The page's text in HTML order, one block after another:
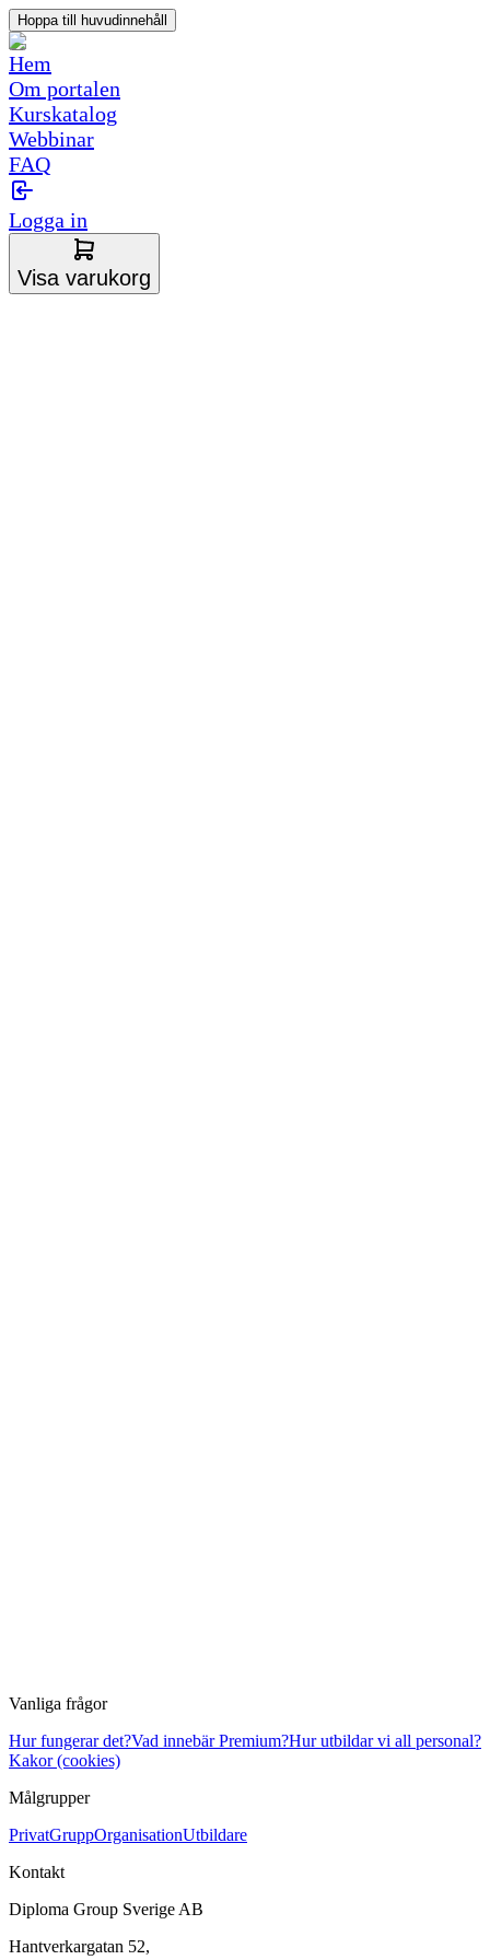
Hoppa till huvudinnehåll
Hem
Om portalen
Kurskatalog
Webbinar
FAQ
Logga in
Visa varukorg
Vanliga frågor
Hur fungerar det?Vad innebär Premium?Hur utbildar vi all personal?
Kakor (cookies)
Målgrupper
PrivatGruppOrganisationUtbildare
Kontakt
Diploma Group Sverige AB
Hantverkargatan 52,